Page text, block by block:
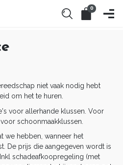
0
niet vaak nodig hebt
om het te huren.
voor allerhande klussen. Voor
schoonmaakklussen.
we hebben, wanneer het
De prijs die aangegeven wordt is
schadeafkoopregeling (met